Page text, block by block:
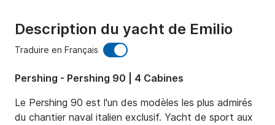
Description du yacht de Emilio
Traduire en Français
Pershing - Pershing 90 | 4 Cabines
Le Pershing 90 est l'un des modèles les plus admirés
du chantier naval italien exclusif. Yacht de sport aux